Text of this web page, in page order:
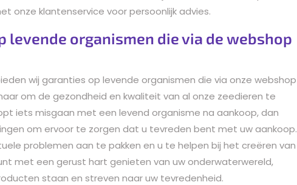
onze klantenservice voor persoonlijk advies.
levende organismen die via de webshop
wij garanties op levende organismen die via onze webshop
om de gezondheid en kwaliteit van al onze zeedieren te
iets misgaan met een levend organisme na aankoop, dan
om ervoor te zorgen dat u tevreden bent met uw aankoop.
problemen aan te pakken en u te helpen bij het creëren van
met een gerust hart genieten van uw onderwaterwereld,
staan en streven naar uw tevredenheid.